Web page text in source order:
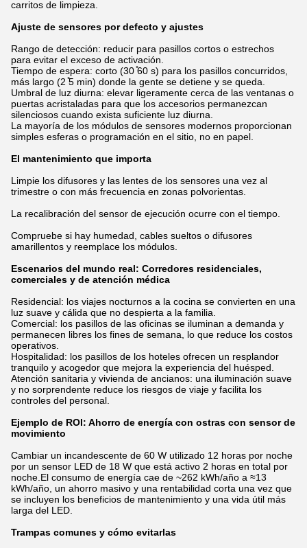
carritos de limpieza.
Ajuste de sensores por defecto y ajustes
Rango de detección: reducir para pasillos cortos o estrechos
para evitar el exceso de activación.
Tiempo de espera: corto (30 ̊60 s) para los pasillos concurridos,
más largo (2 ̊5 min) donde la gente se detiene y se queda.
Umbral de luz diurna: elevar ligeramente cerca de las ventanas o
puertas acristaladas para que los accesorios permanezcan
silenciosos cuando exista suficiente luz diurna.
La mayoría de los módulos de sensores modernos proporcionan
simples esferas o programación en el sitio, no en papel.
El mantenimiento que importa
Limpie los difusores y las lentes de los sensores una vez al
trimestre o con más frecuencia en zonas polvorientas.
La recalibración del sensor de ejecución ocurre con el tiempo.
Compruebe si hay humedad, cables sueltos o difusores
amarillentos y reemplace los módulos.
Escenarios del mundo real: Corredores residenciales,
comerciales y de atención médica
Residencial: los viajes nocturnos a la cocina se convierten en una
luz suave y cálida que no despierta a la familia.
Comercial: los pasillos de las oficinas se iluminan a demanda y
permanecen libres los fines de semana, lo que reduce los costos
operativos.
Hospitalidad: los pasillos de los hoteles ofrecen un resplandor
tranquilo y acogedor que mejora la experiencia del huésped.
Atención sanitaria y vivienda de ancianos: una iluminación suave
y no sorprendente reduce los riesgos de viaje y facilita los
controles del personal.
Ejemplo de ROI: Ahorro de energía con ostras con sensor de
movimiento
Cambiar un incandescente de 60 W utilizado 12 horas por noche
por un sensor LED de 18 W que está activo 2 horas en total por
noche.El consumo de energía cae de ~262 kWh/año a ≈13
kWh/año, un ahorro masivo y una rentabilidad corta una vez que
se incluyen los beneficios de mantenimiento y una vida útil más
larga del LED.
Trampas comunes y cómo evitarlas